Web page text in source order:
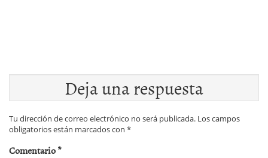
Deja una respuesta
Tu dirección de correo electrónico no será publicada. Los campos
obligatorios están marcados con *
Comentario*